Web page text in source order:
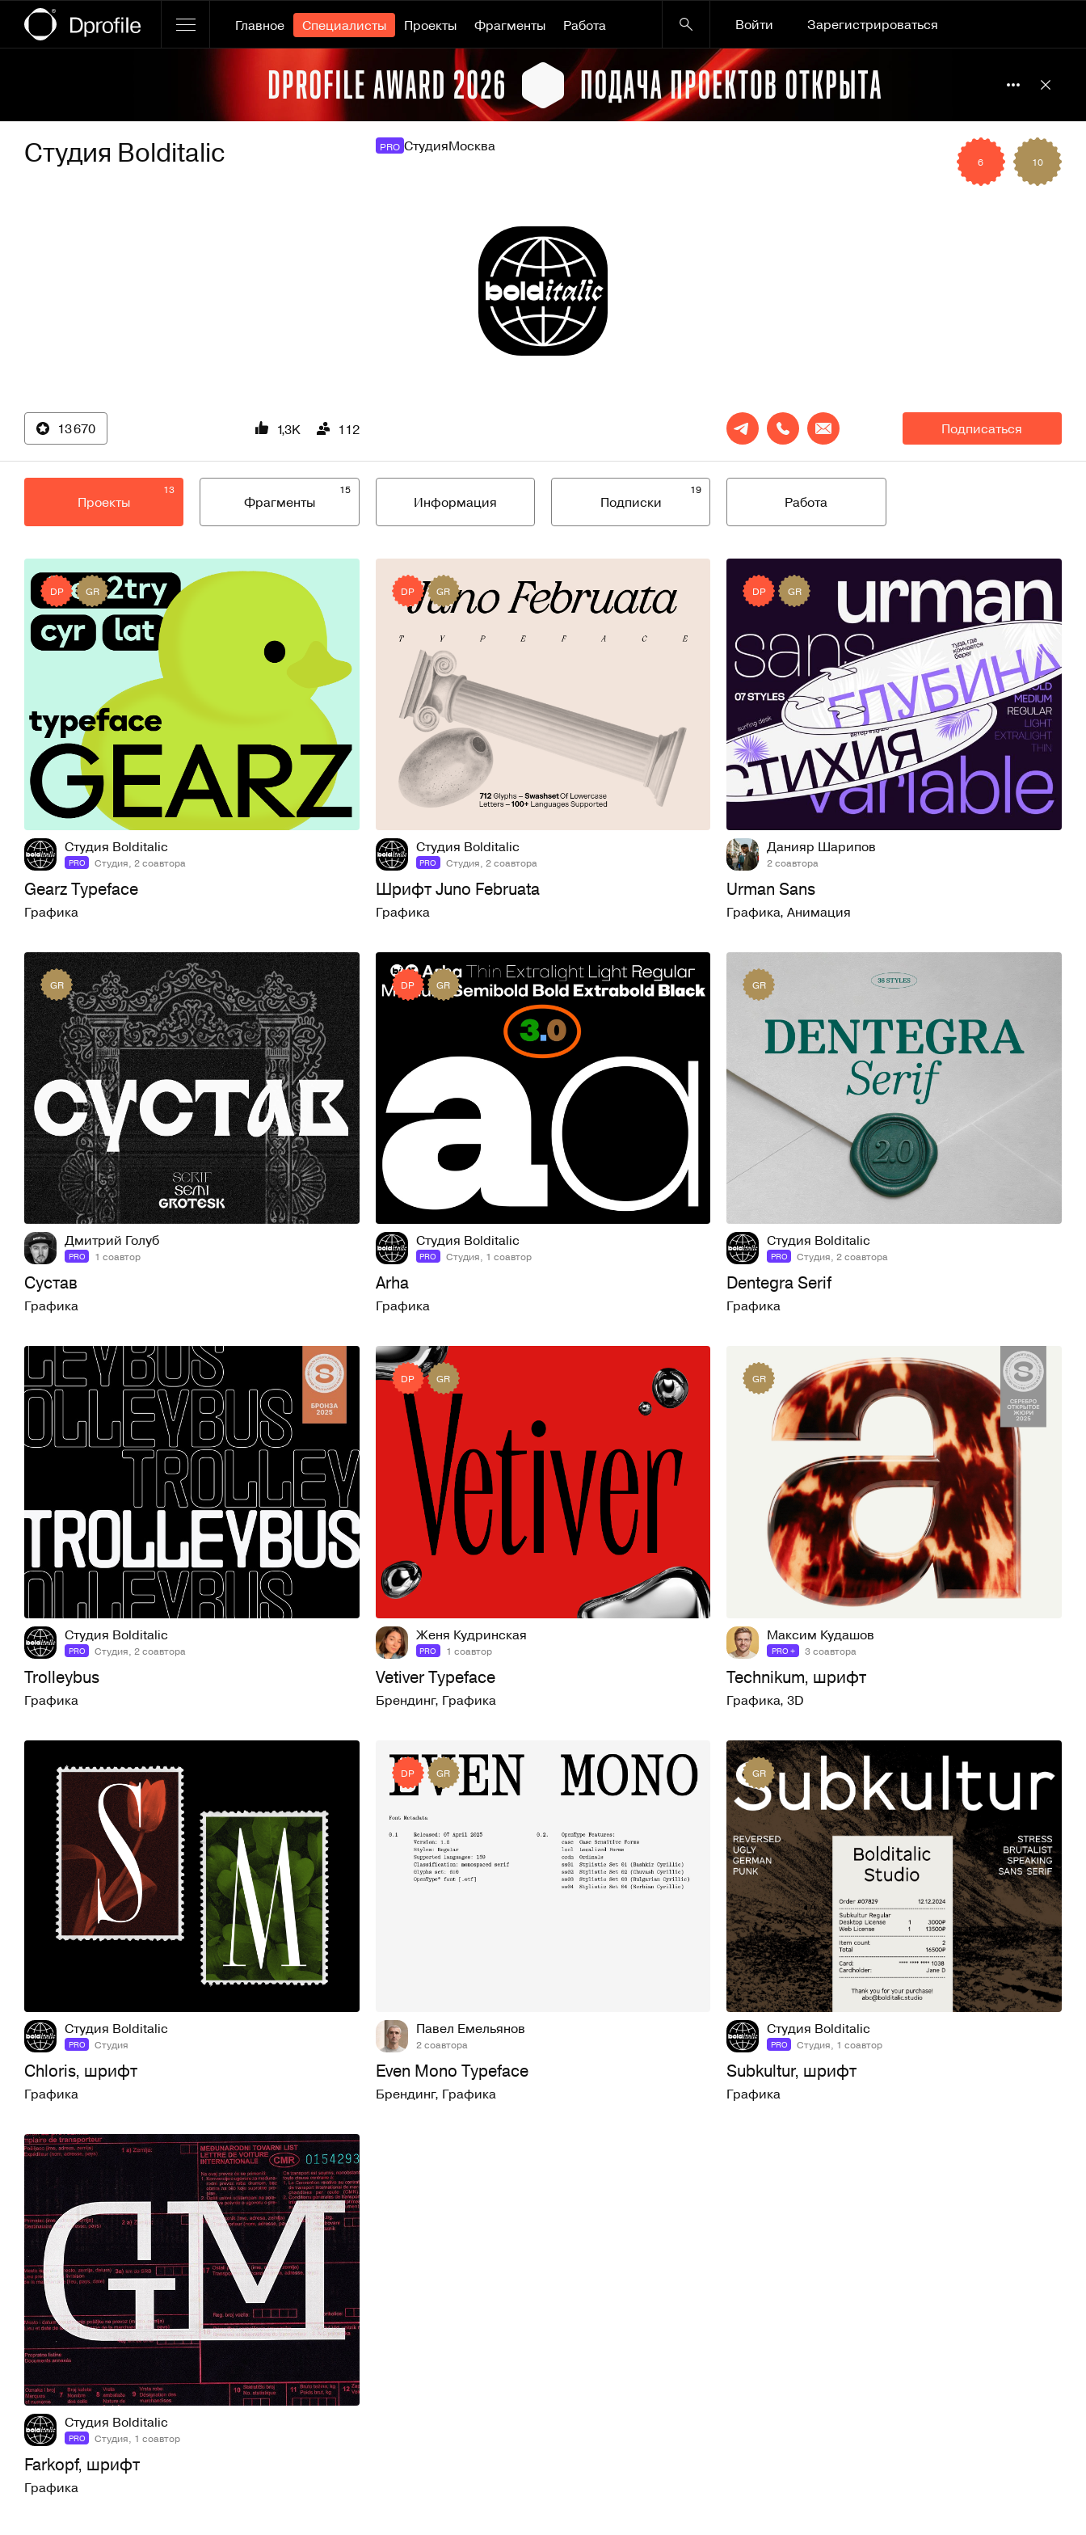
Главное Специалисты Проекты Фрагменты Работа Войти
Зарегистрироваться
Студия Bolditalic PRO СтудияМосква
6 10
13 670 1,3K 112 Подписаться
13
Проекты
15
Фрагменты Информация
19
Подписки Работа
DP GR
120 777
Студия Bolditalic
PRO Студия, 2 соавтора
Gearz Typeface
Графика
DP GR
Студия Bolditalic
PRO Студия, 2 соавтора
Шрифт Juno Februata
Графика
DP GR
108 800
Данияр Шарипов
2 соавтора
Urman Sans
Графика,Анимация
GR
80 634
Дмитрий Голуб
PRO 1 соавтор
Сустав
Графика
DP GR
142 1,3K
Студия Bolditalic
PRO Студия, 1 соавтор
Arha
Графика
GR
Студия Bolditalic
PRO Студия, 2 соавтора
Dentegra Serif
Графика
24
Студия Bolditalic
PRO Студия, 2 соавтора
Trolleybus
Графика
DP GR
182 1,6K
Женя Кудринская
PRO 1 соавтор
Vetiver Typeface
Брендинг, Графика
GR
118
Максим Кудашов
PRO + 3 соавтора
Technikum, шрифт
Графика,3D
24 523
Студия Bolditalic
PRO Студия
Chloris, шрифт
Графика
DP GR
Павел Емельянов
2 соавтора
Even Mono Typeface
Брендинг, Графика
GR
62 839
Студия Bolditalic
PRO Студия, 1 соавтор
Subkultur, шрифт
Графика
15 451
Студия Bolditalic
PRO Студия, 1 соавтор
Farkopf, шрифт
Графика